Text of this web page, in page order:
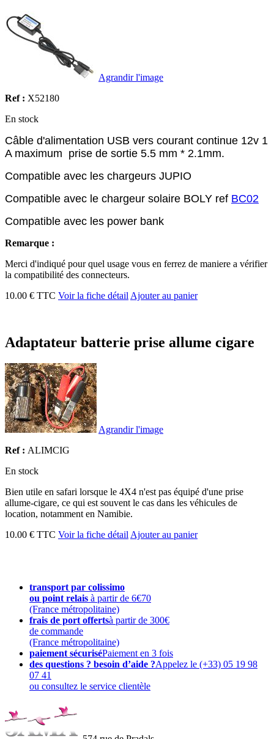
Agrandir l'image
Ref : X52180
En stock
Câble d'alimentation USB vers courant continue 12v 1
A maximum prise de sortie 5.5 mm * 2.1mm.
Compatible avec les chargeurs JUPIO
Compatible avec le chargeur solaire BOLY ref BC02
Compatible avec les power bank
Remarque :
Merci d'indiqué pour quel usage vous en ferrez de maniere a vérifier
la compatibilité des connecteurs.
10.00 € TTC Voir la fiche détail Ajouter au panier
Adaptateur batterie prise allume cigare
Agrandir l'image
Ref : ALIMCIG
En stock
Bien utile en safari lorsque le 4X4 n'est pas équipé d'une prise
allume-cigare, ce qui est souvent le cas dans les véhicules de
location, notamment en Namibie.
10.00 € TTC Voir la fiche détail Ajouter au panier
transport par colissimo
ou point relais à partir de 6€70
(France métropolitaine)
frais de port offertsà partir de 300€
de commande
(France métropolitaine)
paiement sécuriséPaiement en 3 fois
des questions ? besoin d’aide ?Appelez le (+33) 05 19 98
07 41
ou consultez le service clientèle